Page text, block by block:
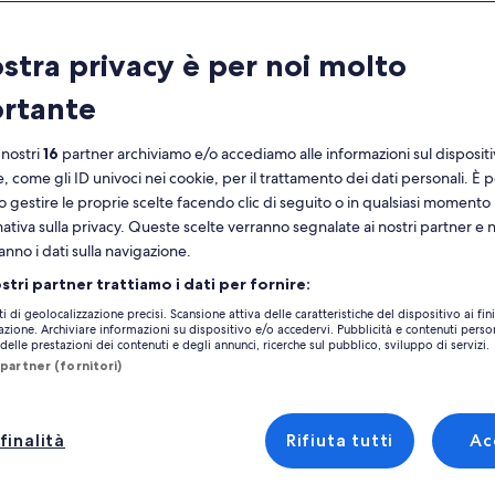
i
mesi
mostrati
al
momento
sono
August
2026
September
2026.
lunlunedì
marmartedì
mermercoledì
giogiovedì
venvenerdì
sabsabato
domdomenica
1 2
3 4 5 6 7 8 9
10 11 12 13 14 15 16
24 25 30
lunlunedì
mar
1
14 15
28 29
di Orange Orlando Florida Center Case vacanze in zona Parco
Wizarding World of Harry Potter™. Le case vacanze disponibili sui
Puoi anche selezionare le opzioni di accessibilità e le
- Parco divertimenti The
privacy è per noi molto
16 partner archiviamo e/o accediamo alle informazioni sul
come gli ID univoci nei cookie, per il trattamento dei dati personali. È
gestire le proprie scelte facendo clic di seguito o in qualsiasi momento
sulla privacy. Queste scelte verranno segnalate ai nostri partner e
i dati sulla navigazione.
partner trattiamo i dati per fornire:
di geolocalizzazione precisi. Scansione attiva delle caratteristiche del dispositivo ai fini
Archiviare informazioni su dispositivo e/o accedervi. Pubblicità e contenuti
prestazioni dei contenuti e degli annunci, ricerche sul pubblico, sviluppo di servizi.
partner (fornitori)
Rifiuta tutti